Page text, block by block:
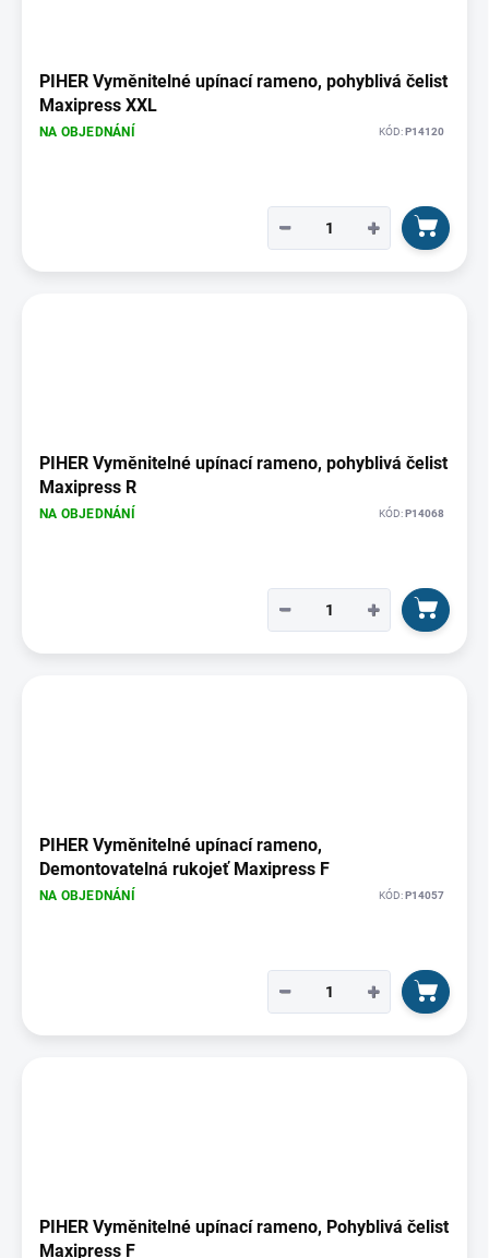
PIHER Vyměnitelné upínací rameno, pohyblivá čelist
Maxipress XXL
NA OBJEDNÁNÍ KÓD:P14120
+
−
PIHER Vyměnitelné upínací rameno, pohyblivá čelist
Maxipress R
NA OBJEDNÁNÍ KÓD:P14068
+
−
PIHER Vyměnitelné upínací rameno,
Demontovatelná rukojeť Maxipress F
NA OBJEDNÁNÍ KÓD:P14057
+
−
PIHER Vyměnitelné upínací rameno, Pohyblivá čelist
Maxipress F